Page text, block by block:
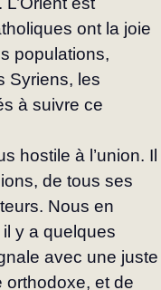
ont la joie
po­pulations,
Syriens, les
à suivre ce
hostile à l’union. Il
de tous ses
Nous en
y a quelques
avec une juste
orthodoxe, et de